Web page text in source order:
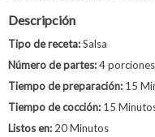
Descripción
Tipo de receta:Salsa
Número de partes:4 porciones
Tiempo de preparación: 15
Tiempo de cocción: 15
Listos en: 20 Minutos